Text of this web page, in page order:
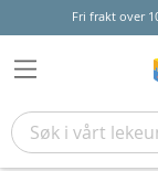
Fri frakt over